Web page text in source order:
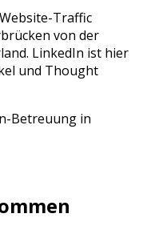
Traffic
von der
LinkedIn ist hier
und Thought
-Betreuung in